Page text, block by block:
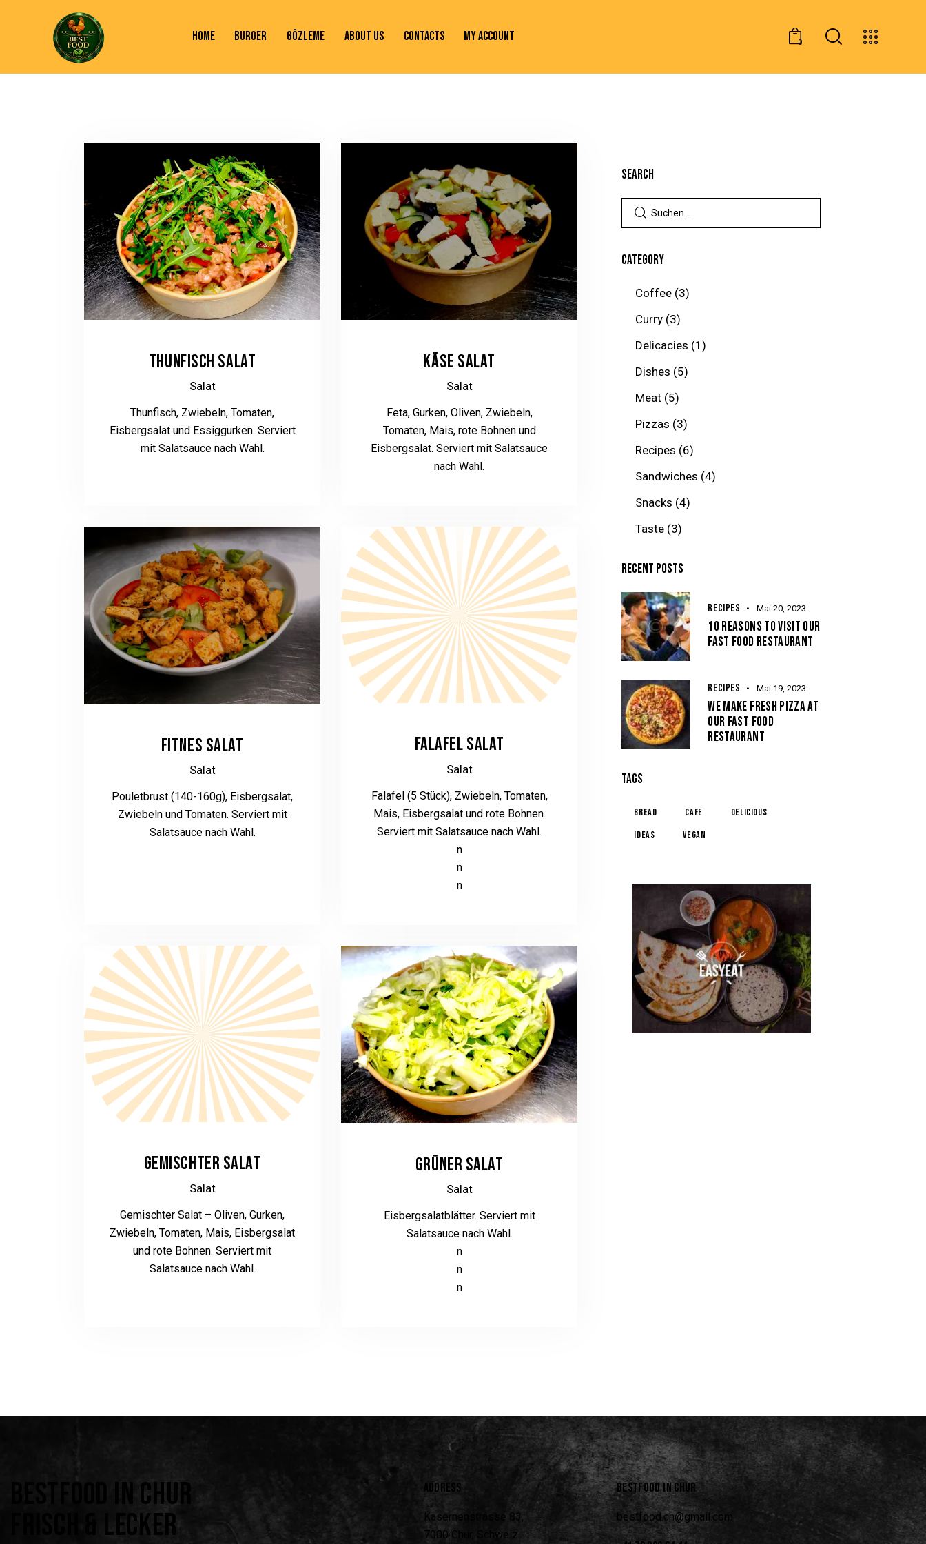
HOME BURGER GÖZLEME ABOUT US CONTACTS MY ACCOUNT 0
THUNFISCH SALAT
Salat
Thunfisch, Zwiebeln, Tomaten,
Eisbergsalat und Essiggurken. Serviert
mit Salatsauce nach Wahl.
KÄSE SALAT
Salat
Feta, Gurken, Oliven, Zwiebeln,
Tomaten, Mais, rote Bohnen und
Eisbergsalat. Serviert mit Salatsauce
nach Wahl.
FITNES SALAT
Salat
Pouletbrust (140-160g), Eisbergsalat,
Zwiebeln und Tomaten. Serviert mit
Salatsauce nach Wahl.
FALAFEL SALAT
Salat
Falafel (5 Stück), Zwiebeln, Tomaten,
Mais, Eisbergsalat und rote Bohnen.
Serviert mit Salatsauce nach Wahl.
n
n
n
GEMISCHTER SALAT
Salat
Gemischter Salat – Oliven, Gurken,
Zwiebeln, Tomaten, Mais, Eisbergsalat
und rote Bohnen. Serviert mit
Salatsauce nach Wahl.
GRÜNER SALAT
Salat
Eisbergsalatblätter. Serviert mit
Salatsauce nach Wahl.
n
n
n
SEARCH
CATEGORY
Coffee(3)
Curry(3)
Delicacies (1)
Dishes (5)
Meat(5)
Pizzas (3)
Recipes (6)
Sandwiches (4)
Snacks (4)
Taste(3)
RECENT POSTS
RECIPES Mai 20, 2023
10 REASONS TO VISIT OUR
FAST FOOD RESTAURANT
RECIPES Mai 19, 2023
WE MAKE FRESH PIZZA AT
OUR FAST FOOD
RESTAURANT
TAGS
Bread Cafe
Delicious
Ideas
Vegan
BESTFOOD IN CHUR
FRISCH & LECKER
ADDRESS
Kasernenstrasse 83,
7000 Chur, Schweiz
BESTFOOD IN CHUR
bestfood.ch@gmail.com